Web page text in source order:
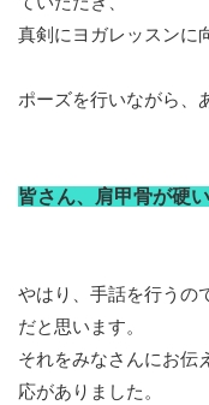
真剣にヨガレッスンに
ポーズを行いながら、
皆さん、肩甲骨が硬い
やはり、手話を行うの
だと思います。
それをみなさんにお伝
応がありました。